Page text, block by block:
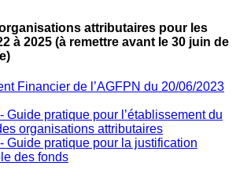
attributaires pour les
à 2025 (à remettre avant le 30 juin de
Financier de l’AGFPN du 20/06/2023
Guide pratique pour l’établissement du
organisations attributaires
Guide pratique pour la justification
des fonds